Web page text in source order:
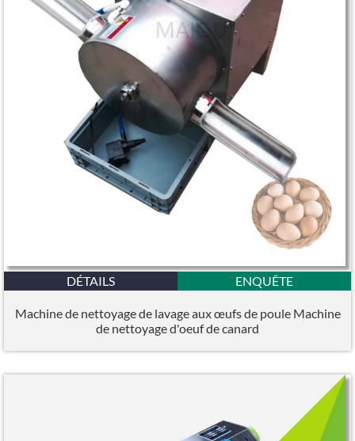
DÉTAILS ENQUÊTE
Machine de nettoyage de lavage aux œufs de poule Machine
de nettoyage d'oeuf de canard